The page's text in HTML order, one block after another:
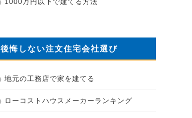
後悔しない注文住宅会社選び
地元の工務店で家を建てる
ローコストハウスメーカーランキング